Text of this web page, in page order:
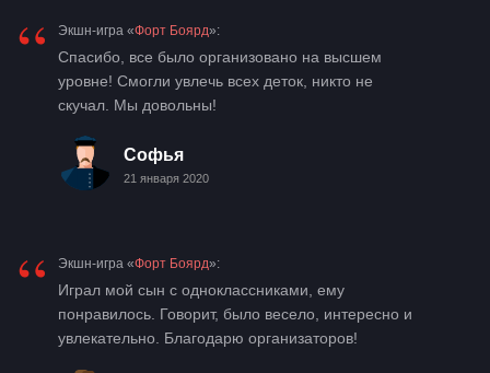
“ Экшн-игра «Форт Боярд»:
Спасибо, все было организовано на высшем
уровне! Смогли увлечь всех деток, никто не
скучал. Мы довольны!
Софья
21 января 2020
“ Экшн-игра «Форт Боярд»:
Играл мой сын с одноклассниками, ему
понравилось. Говорит, было весело, интересно и
увлекательно. Благодарю организаторов!